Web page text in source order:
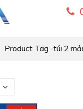
Product Tag -túi 2